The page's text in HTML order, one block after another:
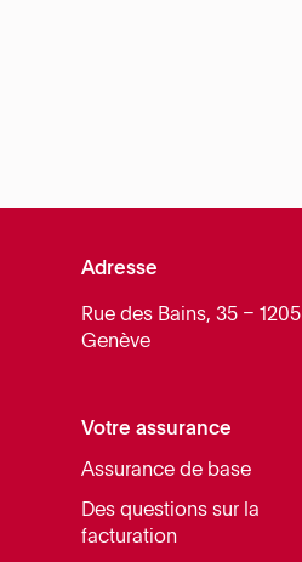
Adresse
Rue des Bains, 35 – 1205
Genève
Votre assurance
Assurance de base
Des questions sur la
facturation